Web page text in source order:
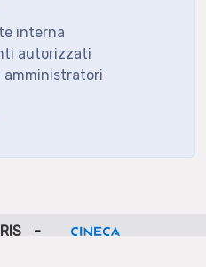
interna
autorizzati
amministratori
-